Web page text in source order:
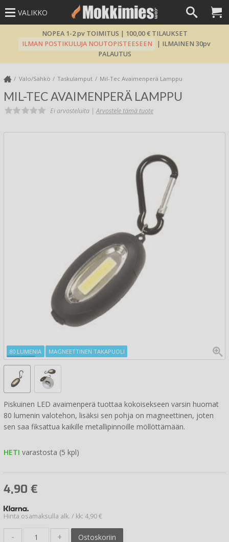
VALIKKO
NOPEA 1-2 pv TOIMITUS | 100,00 € TILAUKSET
ILMAN POSTIKULUJA NOUTOPISTEESEEN
| ILMAINEN 30pv
PALAUTUS
Valo/Sähkö Taskulamput Mil-Tec Avaimenperä Lamppu
MIL-TEC AVAIMENPERÄ LAMPPU
Ei arvosteluita |Arvostele tämä tuote
80 LUMENIA MAGNEETTINEN TAKAPUOLI
Piskuinen LED avaimenperä tuottaa kokoisekseen varsin huomat
80 lumenin valotehon, lisäksi sen pohja on magneettinen, joten
sen saa fiksattua kaikille metallipinnoille möllöttämään.
HETI varastosta (5 kpl)
4,90 €
Hinta osamaksulla alk. / kk: 4,90 €
- + Ostoskoriin